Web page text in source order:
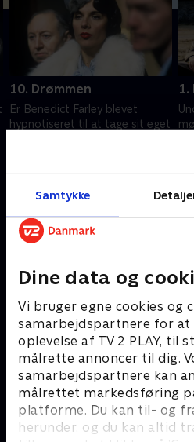
Samtykke
Dine data og
Vi bruger egne cookies og
samarbejdspartnere for at
oplevelse af TV 2 PLAY, til
målrette annoncer til dig.
samarbejdspartnere kan
målrettet markedsføring
platforme. Du kan til- og
herunder, og du kan altid
10. Drømmen
Er Benedict Farley blevet
hypnotiseret til at tage sit eget
9. februar 2026 • 49 min
1.
9.
Andre så også
Inspector Morse
Krimi & Spænding • 8 sæsoner